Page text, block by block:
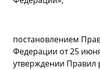
постановлением
Федерации от 25
утверждении Правил